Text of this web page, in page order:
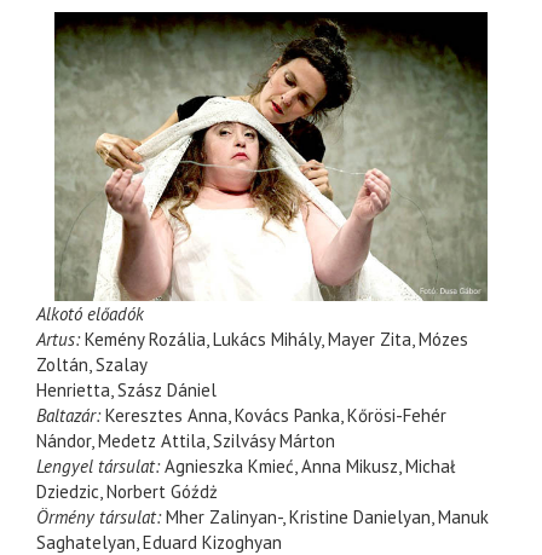
Alkotó előadók
Artus:Kemény Rozália, Lukács Mihály, Mayer Zita, Mózes
Zoltán, Szalay
Henrietta, Szász Dániel
Baltazár:Keresztes Anna, Kovács Panka, Kőrösi-Fehér
Nándor, Medetz Attila, Szilvásy Márton
Lengyel társulat:Agnieszka Kmieć, Anna Mikusz, Michał
Dziedzic, Norbert Góźdż
Örmény társulat:Mher Zalinyan-, Kristine Danielyan, Manuk
Saghatelyan, Eduard Kizoghyan